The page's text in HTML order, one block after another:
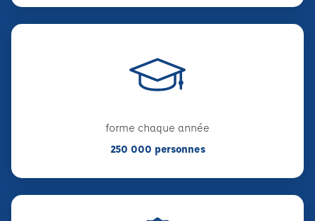
forme chaque année
250 000 personnes